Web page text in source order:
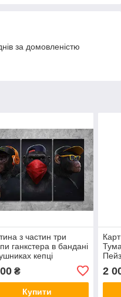
за домовленістю
з частин три
ганкстера в бандані
кепці
декор 90х60
VE
₴
Купити
2